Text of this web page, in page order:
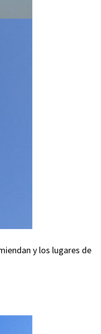
y los lugares de